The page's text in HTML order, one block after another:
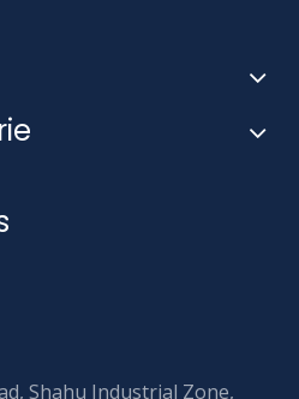
Shahu Industrial Zone,